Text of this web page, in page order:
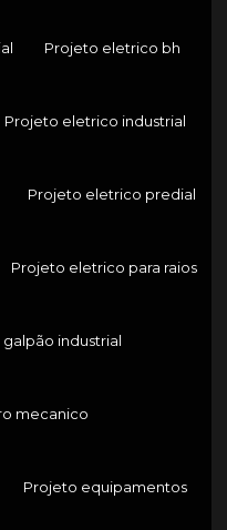
Projeto eletrico bh
Projeto eletrico industrial
Projeto eletrico predial
Projeto eletrico para raios
industrial
mecanico
Projeto equipamentos